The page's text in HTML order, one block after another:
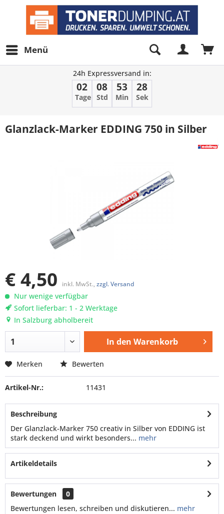
Menü
24h Expressversand in:
02
Tage
08
Std
53
Min
27
Sek
Glanzlack-Marker EDDING 750 in Silber
€ 4,50 inkl. MwSt., zzgl. Versand
Nur wenige verfügbar
Sofort lieferbar: 1 - 2 Werktage
In Salzburg abholbereit
In den Warenkorb
Merken Bewerten
Artikel-Nr.: 11431
Beschreibung
Der Glanzlack-Marker 750 creativ in Silber von EDDING ist
stark deckend und wirkt besonders... mehr
Artikeldetails
Bewertungen
0
Bewertungen lesen, schreiben und diskutieren... mehr